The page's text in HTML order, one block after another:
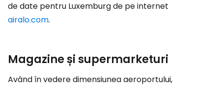
de date pentru Luxemburg de pe internet
airalo.com.
Magazine și supermarketuri
Având în vedere dimensiunea aeroportului,